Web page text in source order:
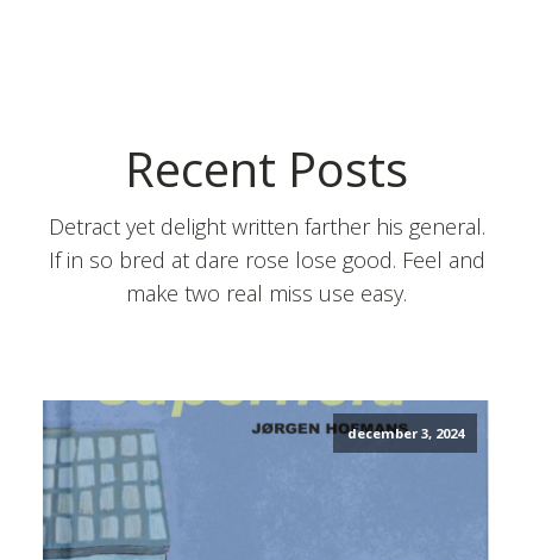
Recent Posts
Detract yet delight written farther his general.
If in so bred at dare rose lose good. Feel and
make two real miss use easy.
december 3, 2024